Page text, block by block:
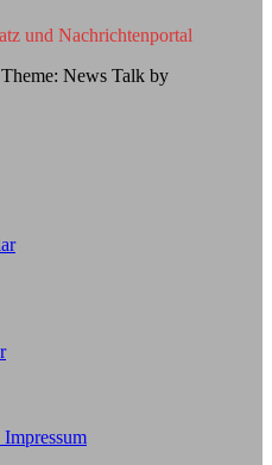
und Nachrichtenportal
Theme: News Talk by
Impressum